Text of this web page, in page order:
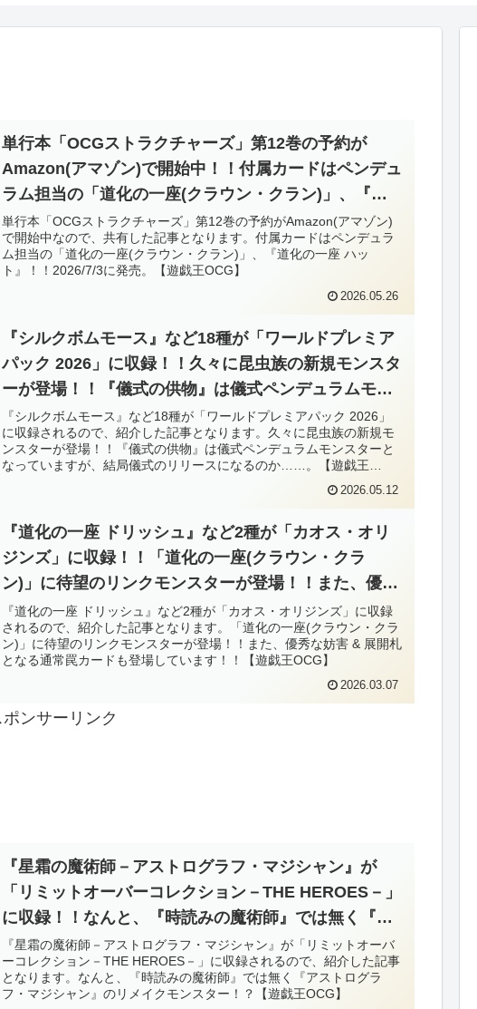
単行本「OCGストラクチャーズ」第12巻の予約が
Amazon(アマゾン)で開始中！！付属カードはペンデュ
ラム担当の「道化の一座(クラウン・クラン)」、『道
化の一座 ハット』！！2026/7/3に発売。【遊戯王
OCG】
単行本「OCGストラクチャーズ」第12巻の予約がAmazon(アマゾン)
で開始中なので、共有した記事となります。付属カードはペンデュラ
ム担当の「道化の一座(クラウン・クラン)」、『道化の一座 ハッ
ト』！！2026/7/3に発売。【遊戯王OCG】
2026.05.26
『シルクボムモース』など18種が「ワールドプレミア
パック 2026」に収録！！久々に昆虫族の新規モンスタ
ーが登場！！『儀式の供物』は儀式ペンデュラムモン
スターとなっていますが、結局儀式のリリースになる
のか……。【遊戯王OCG】
『シルクボムモース』など18種が「ワールドプレミアパック 2026」
に収録されるので、紹介した記事となります。久々に昆虫族の新規モ
ンスターが登場！！『儀式の供物』は儀式ペンデュラムモンスターと
なっていますが、結局儀式のリリースになるのか……。【遊戯王
2026.05.12
『道化の一座 ドリッシュ』など2種が「カオス・オリ
ジンズ」に収録！！「道化の一座(クラウン・クラ
ン)」に待望のリンクモンスターが登場！！また、優秀
な妨害 & 展開札となる通常罠カードも登場していま
す！！【遊戯王OCG】
『道化の一座 ドリッシュ』など2種が「カオス・オリジンズ」に収録
されるので、紹介した記事となります。「道化の一座(クラウン・クラ
ン)」に待望のリンクモンスターが登場！！また、優秀な妨害 & 展開札
となる通常罠カードも登場しています！！【遊戯王OCG】
2026.03.07
ポンサーリンク
『星霜の魔術師－アストログラフ・マジシャン』が
「リミットオーバーコレクション－THE HEROES－」
に収録！！なんと、『時読みの魔術師』では無く『ア
ストログラフ・マジシャン』のリメイクモンスタ
ー！？【遊戯王OCG】
『星霜の魔術師－アストログラフ・マジシャン』が「リミットオーバ
ーコレクション－THE HEROES－」に収録されるので、紹介した記事
となります。なんと、『時読みの魔術師』では無く『アストログラ
フ・マジシャン』のリメイクモンスター！？【遊戯王OCG】